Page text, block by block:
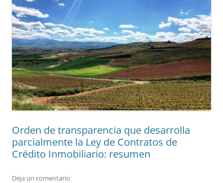
Orden de transparencia que desarrolla
parcialmente la Ley de Contratos de
Crédito Inmobiliario: resumen
Deja un comentario